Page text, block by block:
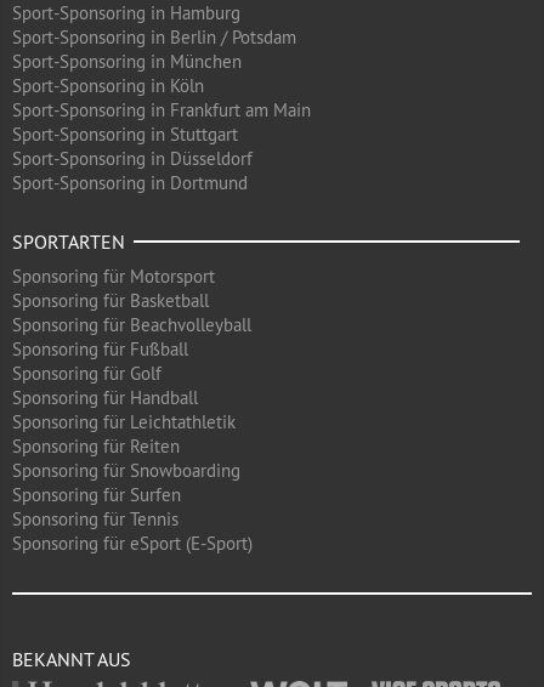
Sport-Sponsoring in Hamburg
Sport-Sponsoring in Berlin / Potsdam
Sport-Sponsoring in München
Sport-Sponsoring in Köln
Sport-Sponsoring in Frankfurt am Main
Sport-Sponsoring in Stuttgart
Sport-Sponsoring in Düsseldorf
Sport-Sponsoring in Dortmund
SPORTARTEN
Sponsoring für Motorsport
Sponsoring für Basketball
Sponsoring für Beachvolleyball
Sponsoring für Fußball
Sponsoring für Golf
Sponsoring für Handball
Sponsoring für Leichtathletik
Sponsoring für Reiten
Sponsoring für Snowboarding
Sponsoring für Surfen
Sponsoring für Tennis
Sponsoring für eSport (E-Sport)
BEKANNT AUS